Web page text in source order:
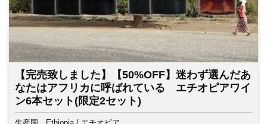
【完売致しました】【50%OFF】迷わず選んだあ
なたはアフリカに呼ばれている エチオピアワイ
ン6本セット(限定2セット)